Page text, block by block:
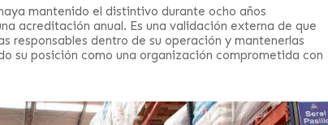
mantenido el distintivo durante ocho años
acreditación anual. Es una validación externa de que
responsables dentro de su operación y mantenerlas
su posición como una organización comprometida con